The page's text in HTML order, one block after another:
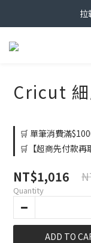
拉
Cricut
🛒 單筆消費滿
🛒【超商先付款
NT$1,016
Quantity
ADD TO